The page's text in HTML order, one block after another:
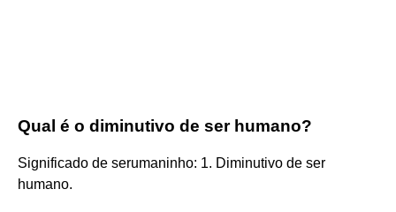
Qual é o diminutivo de ser humano?
Significado de serumaninho: 1. Diminutivo de ser
humano.